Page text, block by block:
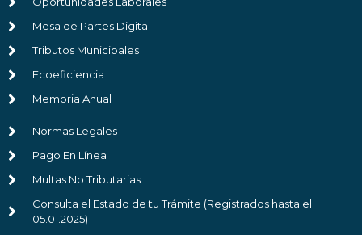
Mesa de Partes Digital
Tributos Municipales
Ecoeficiencia
Memoria Anual
Normas Legales
Pago En Línea
Multas No Tributarias
Consulta el Estado de tu Trámite (Registrados hasta el
05.01.2025)